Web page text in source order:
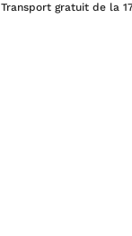
Transport gratuit de la